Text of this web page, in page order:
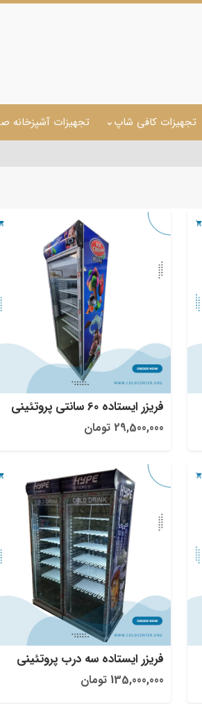
تجهیزات کافی شاپ تجهیزات آشپزخانه
فریزر ایستاده 60 سانتی پروتئینی
29,500,000 تومان
فریزر ایستاده سه درب پروتئینی
135,000,000 تومان